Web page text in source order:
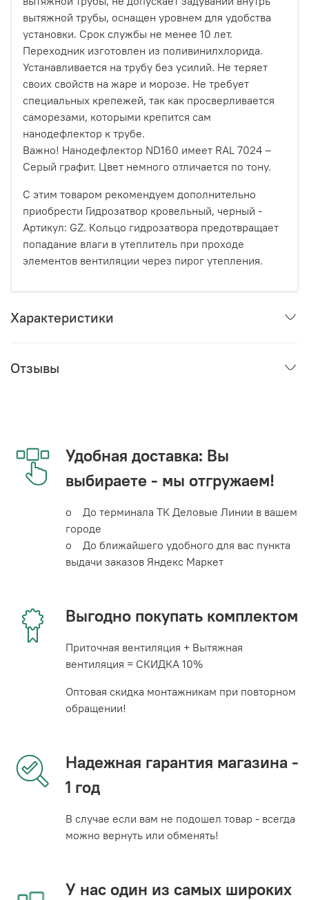
вытяжной трубы, оснащен уровнем для удобства
установки. Срок службы не менее 10 лет.
Переходник изготовлен из поливинилхлорида.
Устанавливается на трубу без усилий. Не теряет
своих свойств на жаре и морозе. Не требует
специальных крепежей, так как просверливается
саморезами, которыми крепится сам
нанодефлектор к трубе.
Важно! Нанодефлектор ND160 имеет RAL 7024 –
Серый графит. Цвет немного отличается по тону.
С этим товаром рекомендуем дополнительно
приобрести Гидрозатвор кровельный, черный -
Артикул: GZ. Кольцо гидрозатвора предотвращает
попадание влаги в утеплитель при проходе
элементов вентиляции через пирог утепления.
Характеристики
Отзывы
Удобная доставка: Вы
выбираете - мы отгружаем!
o До терминала ТК Деловые Линии в вашем
городе
o До ближайшего удобного для вас пункта
выдачи заказов Яндекс Маркет
Выгодно покупать комплектом
Приточная вентиляция + Вытяжная
вентиляция = СКИДКА 10%
Оптовая скидка монтажникам при повторном
обращении!
Надежная гарантия магазина -
1 год
В случае если вам не подошел товар - всегда
можно вернуть или обменять!
У нас один из самых широких